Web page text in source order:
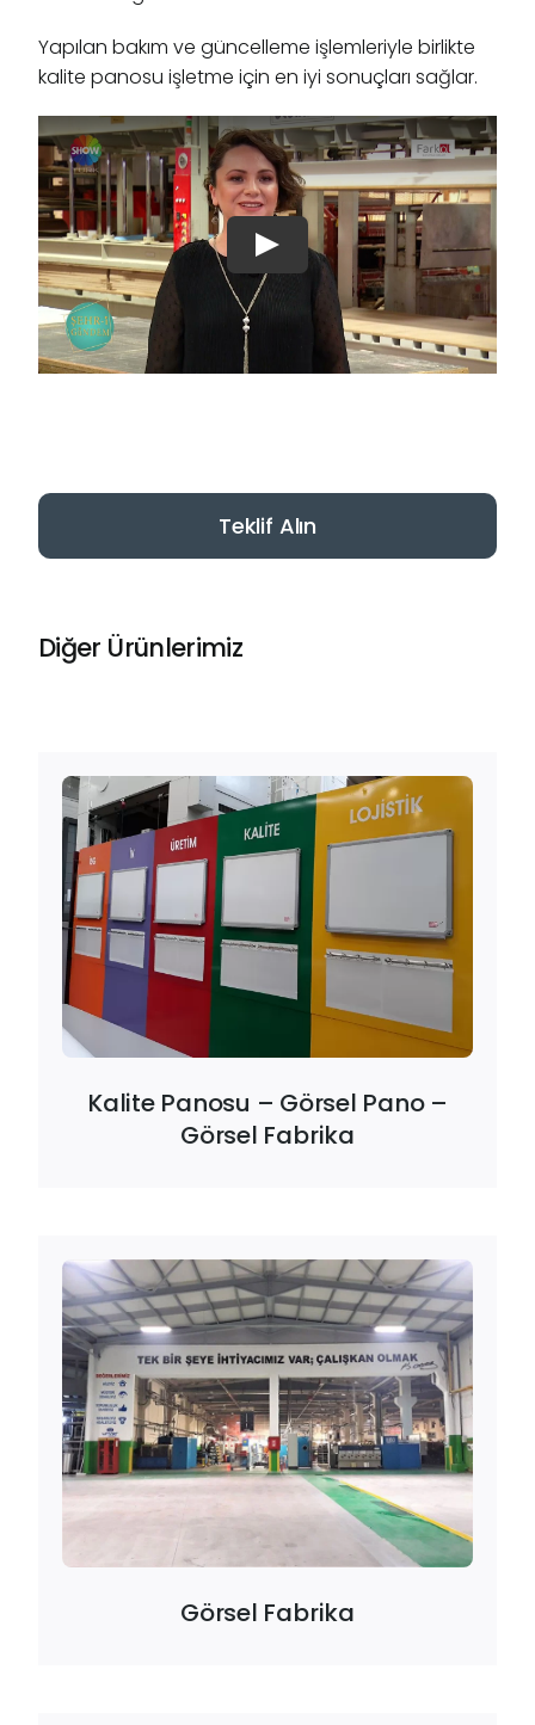
Yapılan bakım ve güncelleme işlemleriyle birlikte
kalite panosu işletme için en iyi sonuçları sağlar.
Play
Teklif Alın
Diğer Ürünlerimiz
Kalite Panosu – Görsel Pano –
Görsel Fabrika
Görsel Fabrika